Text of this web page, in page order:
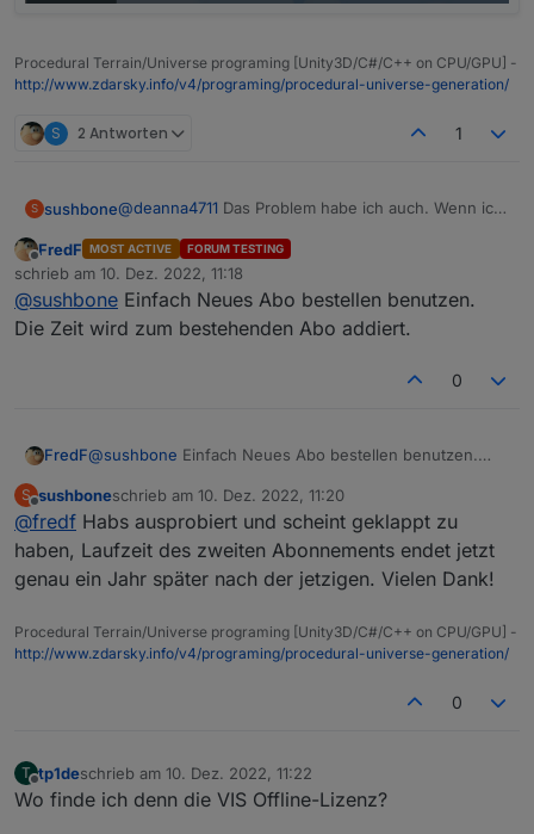
Procedural Terrain/Universe programing [Unity3D/C#/C++ on CPU/GPU] -
http://www.zdarsky.info/v4/programing/procedural-universe-generation/
S 2 Antworten 1
S sushbone@deanna4711 Das Problem habe ich auch. Wenn ich
Jahr.
kostet der Assistent 23,99 Euro für ein Jahr.
Offline
FredF MOST ACTIVE FORUM TESTING
schrieb am 10. Dez. 2022, 11:18
zuletzt editiert von
@sushbone Einfach Neues Abo bestellen benutzen.
Die Zeit wird zum bestehenden Abo addiert.
0
FredF@sushbone Einfach Neues Abo bestellen benutzen.
S
Offline
sushboneschrieb am 10. Dez. 2022, 11:20
zuletzt editiert von
@fredf Habs ausprobiert und scheint geklappt zu
haben, Laufzeit des zweiten Abonnements endet jetzt
genau ein Jahr später nach der jetzigen. Vielen Dank!
Procedural Terrain/Universe programing [Unity3D/C#/C++ on CPU/GPU] -
http://www.zdarsky.info/v4/programing/procedural-universe-generation/
0
T
Offline
tp1deschrieb am 10. Dez. 2022, 11:22
zuletzt editiert von
Wo finde ich denn die VIS Offline-Lizenz?